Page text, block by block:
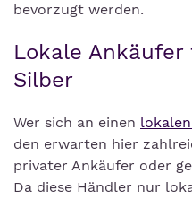
bevorzugt werden.
Lokale Ankäufer
Silber
Wer sich an einen
den erwarten hier
privater Ankäufer oder
Da diese Händler nur